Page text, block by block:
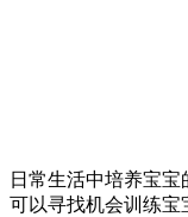
日常生活中培养宝宝
可以寻找机会训练宝